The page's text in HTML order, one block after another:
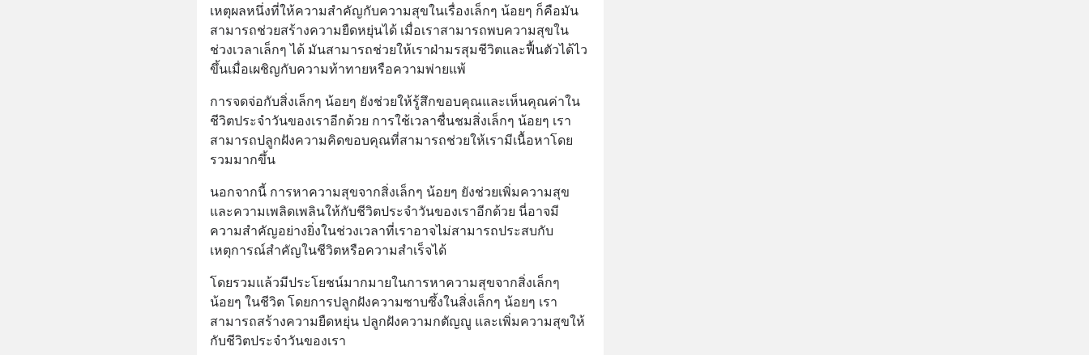
เหตุผลหนึ่งที่ให้ความสำคัญกับความสุขในเรื่องเล็กๆ น้อยๆ ก็คือมัน
สามารถช่วยสร้างความยืดหยุ่นได้ เมื่อเราสามารถพบความสุขใน
ช่วงเวลาเล็กๆ ได้ มันสามารถช่วยให้เราฝ่ามรสุมชีวิตและฟื้นตัวได้ไว
ขึ้นเมื่อเผชิญกับความท้าทายหรือความพ่ายแพ้
การจดจ่อกับสิ่งเล็กๆ น้อยๆ ยังช่วยให้รู้สึกขอบคุณและเห็นคุณค่าใน
ชีวิตประจำวันของเราอีกด้วย การใช้เวลาชื่นชมสิ่งเล็กๆ น้อยๆ เรา
สามารถปลูกฝังความคิดขอบคุณที่สามารถช่วยให้เรามีเนื้อหาโดย
รวมมากขึ้น
นอกจากนี้ การหาความสุขจากสิ่งเล็กๆ น้อยๆ ยังช่วยเพิ่มความสุข
และความเพลิดเพลินให้กับชีวิตประจำวันของเราอีกด้วย นี่อาจมี
ความสำคัญอย่างยิ่งในช่วงเวลาที่เราอาจไม่สามารถประสบกับ
เหตุการณ์สำคัญในชีวิตหรือความสำเร็จได้
โดยรวมแล้วมีประโยชน์มากมายในการหาความสุขจากสิ่งเล็กๆ
น้อยๆ ในชีวิต โดยการปลูกฝังความซาบซึ้งในสิ่งเล็กๆ น้อยๆ เรา
สามารถสร้างความยืดหยุ่น ปลูกฝังความกตัญญู และเพิ่มความสุขให้
กับชีวิตประจำวันของเรา